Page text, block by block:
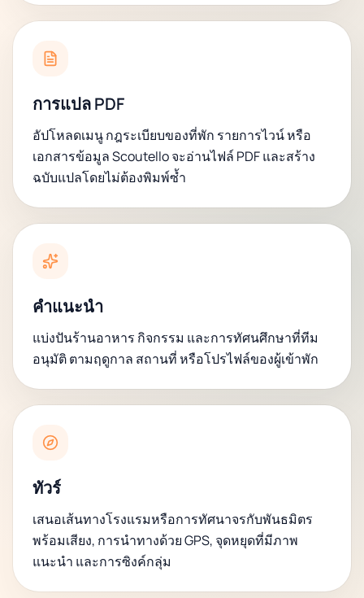
การแปล PDF
อัปโหลดเมนู กฎระเบียบของที่พัก รายการไวน์ หรือ
เอกสารข้อมูล Scoutello จะอ่านไฟล์ PDF และสร้าง
ฉบับแปลโดยไม่ต้องพิมพ์ซ้ำ
คำแนะนำ
แบ่งปันร้านอาหาร กิจกรรม และการทัศนศึกษาที่ทีม
อนุมัติ ตามฤดูกาล สถานที่ หรือโปรไฟล์ของผู้เข้าพัก
ทัวร์
เสนอเส้นทางโรงแรมหรือการทัศนาจรกับพันธมิตร
พร้อมเสียง, การนำทางด้วย GPS, จุดหยุดที่มีภาพ
แนะนำ และการซิงค์กลุ่ม